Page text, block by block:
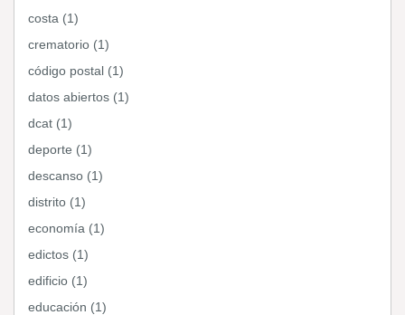
costa (1)
crematorio (1)
código postal (1)
datos abiertos (1)
dcat (1)
deporte (1)
descanso (1)
distrito (1)
economía (1)
edictos (1)
edificio (1)
educación (1)